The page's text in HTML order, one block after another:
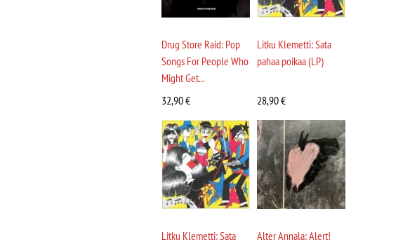
Drug Store Raid: Pop
Songs For People Who
Might Get...
32,90€
Litku Klemetti: Sata
pahaa poikaa (LP)
28,90€
Litku Klemetti: Sata
Alter Annala: Alert!